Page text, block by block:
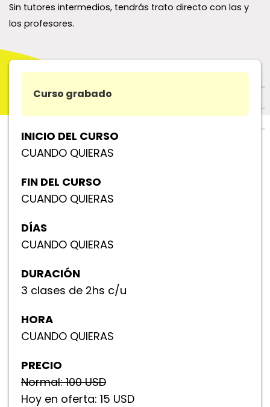
Sin tutores intermedios, tendrás trato directo con las y
los profesores.
Curso grabado
INICIO DEL CURSO
CUANDO QUIERAS
FIN DEL CURSO
CUANDO QUIERAS
DÍAS
CUANDO QUIERAS
DURACIÓN
3 clases de 2hs c/u
HORA
CUANDO QUIERAS
PRECIO
Normal: 100 USD
Hoy en oferta: 15 USD